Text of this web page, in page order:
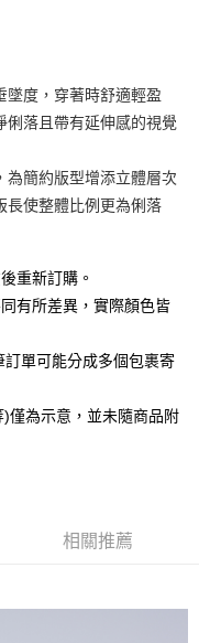
業銀行
邦商業銀行
業銀行
業銀行
際商業銀行
託商業銀行
業銀行
際商業銀行
業銀行
業銀行
台灣）商業銀行
支付方式。 讓您購物簡單
的連結，可透過四大超商／
墜度，穿著時舒適輕盈
俐落且帶有延伸感的視覺
為簡約版型增添立體層次
長使整體比例更為俐落
重新訂購。
有所差異，實際顏色皆
訂單可能分成多個包裹寄
)僅為示意，並未隨商品附
相關推薦